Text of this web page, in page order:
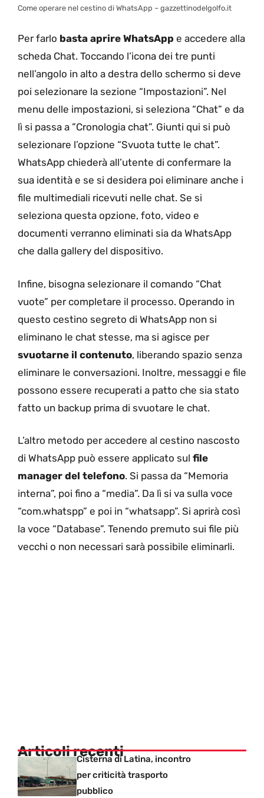
Come operare nel cestino di WhatsApp – gazzettinodelgolfo.it
Per farlo basta aprire WhatsApp e accedere alla
scheda Chat. Toccando l’icona dei tre punti
nell’angolo in alto a destra dello schermo si deve
poi selezionare la sezione “Impostazioni”. Nel
menu delle impostazioni, si seleziona “Chat” e da
lì si passa a ​​”Cronologia chat”. Giunti qui si può
selezionare l’opzione “Svuota tutte le chat”.
WhatsApp chiederà all’utente di confermare la
sua identità e se si desidera poi eliminare anche i
file multimediali ricevuti nelle chat. Se si
seleziona questa opzione, foto, video e
documenti verranno eliminati sia da WhatsApp
che dalla gallery del dispositivo.
Infine, bisogna selezionare il comando “Chat
vuote” per completare il processo. Operando in
questo cestino segreto di WhatsApp non si
eliminano le chat stesse, ma si agisce per
svuotarne il contenuto, liberando spazio senza
eliminare le conversazioni. Inoltre, messaggi e file
possono essere recuperati a patto che sia stato
fatto un backup prima di svuotare le chat.
L’altro metodo per accedere al cestino nascosto
di WhatsApp può essere applicato sul file
manager del telefono. Si passa da “Memoria
interna”, poi fino a “media”. Da lì si va sulla voce
“com.whatspp” e poi in “whatsapp”. Si aprirà così
la voce “Database”. Tenendo premuto sui file più
vecchi o non necessari sarà possibile eliminarli.
Articoli recentiCisterna di Latina, incontro
per criticità trasporto
pubblico